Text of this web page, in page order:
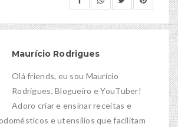
Maurício Rodrigues
Olá friends, eu sou Maurício
Rodrigues, Blogueiro e YouTuber!
Adoro criar e ensinar receitas e
e utensílios que facilitam